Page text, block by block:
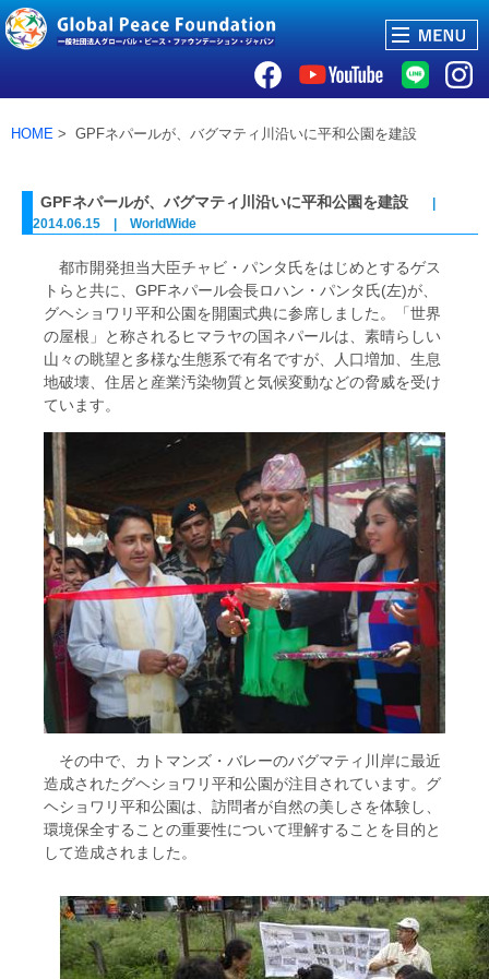
HOME > GPFネパールが、バグマティ川沿いに平和公園を建設
GPFネパールが、バグマティ川沿いに平和公園を建設
2014.06.15 | WorldWide
都市開発担当大臣チャビ・パンタ氏をはじめとするゲス
トらと共に、GPFネパール会長ロハン・パンタ氏(左)が、
グヘショワリ平和公園を開園式典に参席しました。「世界
の屋根」と称されるヒマラヤの国ネパールは、素晴らしい
山々の眺望と多様な生態系で有名ですが、人口増加、生息
地破壊、住居と産業汚染物質と気候変動などの脅威を受け
ています。
その中で、カトマンズ・バレーのバグマティ川岸に最近
造成されたグヘショワリ平和公園が注目されています。グ
ヘショワリ平和公園は、訪問者が自然の美しさを体験し、
環境保全することの重要性について理解することを目的と
して造成されました。